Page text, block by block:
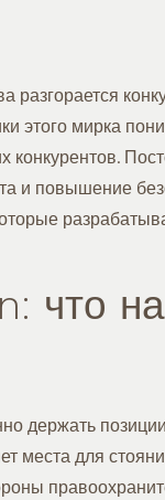
этого мирка
конкурентов.
и повышение
что
держать
места для